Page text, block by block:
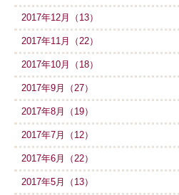
2017年12月（13）
2017年11月（22）
2017年10月（18）
2017年9月（27）
2017年8月（19）
2017年7月（12）
2017年6月（22）
2017年5月（13）